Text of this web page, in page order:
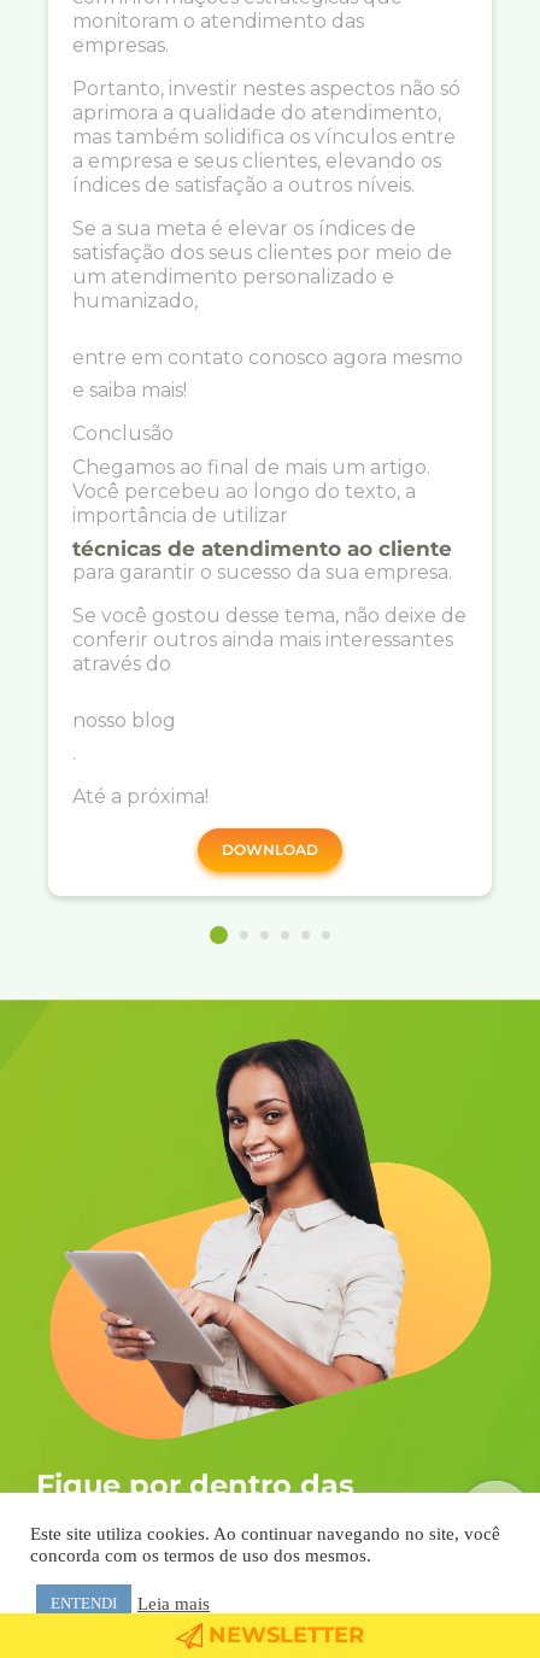
monitoram o atendimento das
empresas.
Portanto, investir nestes aspectos não só
aprimora a qualidade do atendimento,
mas também solidifica os vínculos entre
a empresa e seus clientes, elevando os
índices de satisfação a outros níveis.
Se a sua meta é elevar os índices de
satisfação dos seus clientes por meio de
um atendimento personalizado e
humanizado,
entre em contato conosco agora mesmo
e saiba mais!
Conclusão
Chegamos ao final de mais um artigo.
Você percebeu ao longo do texto, a
importância de utilizar
técnicas de atendimento ao cliente
para garantir o sucesso da sua empresa.
Se você gostou desse tema, não deixe de
conferir outros ainda mais interessantes
através do
nosso blog
.
Até a próxima!
DOWNLOAD
Fique por dentro das
novidades
Assine a nossa newsletter e receba em
primeira mão todos os conteúdos e
estratégias para o sucesso da sua empresa.
NEWSLETTER
Este site utiliza cookies. Ao continuar navegando no site, você
concorda com os termos de uso dos mesmos.
ENTENDI Leia mais